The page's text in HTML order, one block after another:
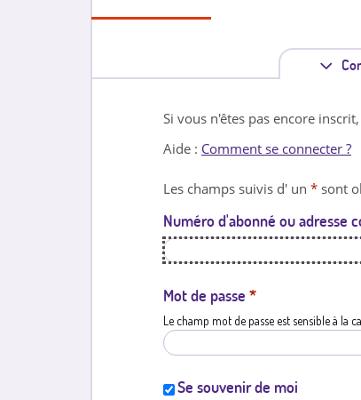
Si vous n'êtes pas encore
Aide : Comment se connecter ?
Les champs suivis d' un * sont
Numéro d'abonné ou adresse
Mot de passe *
Le champ mot de passe est sensible à la
Se souvenir de moi